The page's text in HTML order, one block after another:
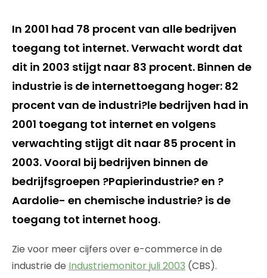
In 2001 had 78 procent van alle bedrijven
toegang tot internet. Verwacht wordt dat
dit in 2003 stijgt naar 83 procent. Binnen de
industrie is de internettoegang hoger: 82
procent van de industri?le bedrijven had in
2001 toegang tot internet en volgens
verwachting stijgt dit naar 85 procent in
2003. Vooral bij bedrijven binnen de
bedrijfsgroepen ?Papierindustrie? en ?
Aardolie- en chemische industrie? is de
toegang tot internet hoog.
Zie voor meer cijfers over e-commerce in de
industrie de Industriemonitor juli 2003 (CBS).